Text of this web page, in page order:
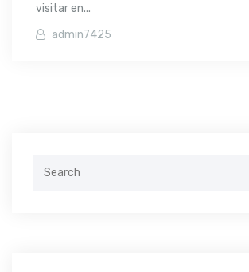
visitar en...
admin7425